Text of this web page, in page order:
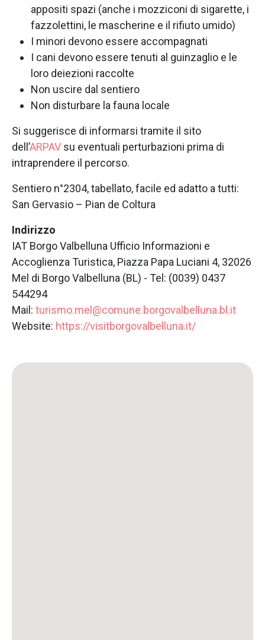
appositi spazi (anche i mozziconi di sigarette, i
fazzolettini, le mascherine e il rifiuto umido)
I minori devono essere accompagnati
I cani devono essere tenuti al guinzaglio e le
loro deiezioni raccolte
Non uscire dal sentiero
Non disturbare la fauna locale
Si suggerisce di informarsi tramite il sito
dell’ARPAV su eventuali perturbazioni prima di
intraprendere il percorso.
Sentiero n°2304, tabellato, facile ed adatto a tutti:
San Gervasio – Pian de Coltura
Indirizzo
IAT Borgo Valbelluna Ufficio Informazioni e
Accoglienza Turistica, Piazza Papa Luciani 4, 32026
Mel di Borgo Valbelluna (BL) - Tel: (0039) 0437
544294
Mail: turismo.mel@comune.borgovalbelluna.bl.it
Website: https://visitborgovalbelluna.it/